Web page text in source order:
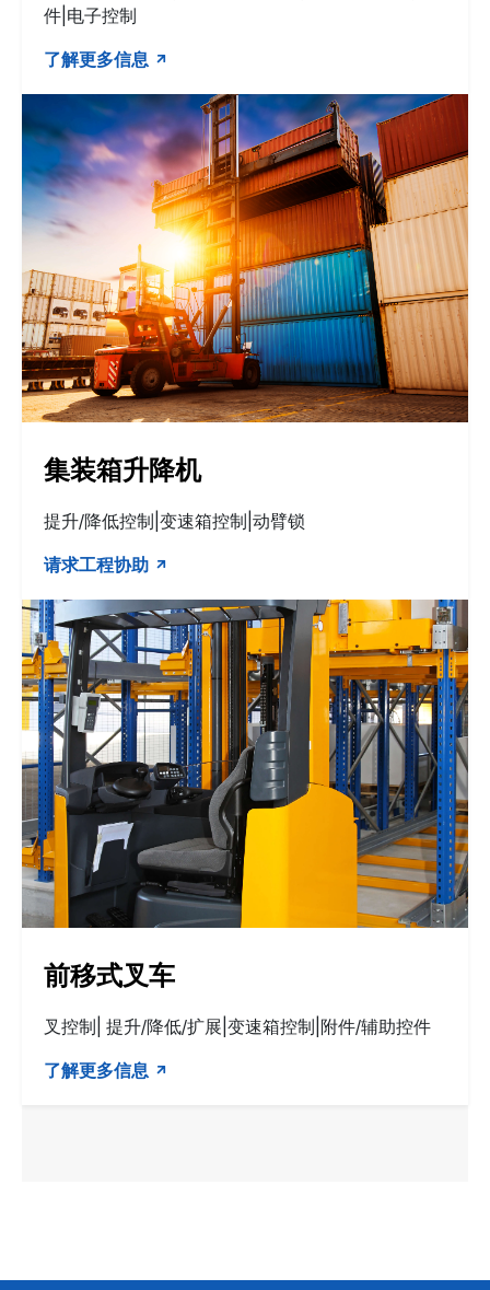
件|电子控制
了解更多信息
集装箱升降机
提升/降低控制|变速箱控制|动臂锁
请求工程协助
前移式叉车
叉控制| 提升/降低/扩展|变速箱控制|附件/辅助控件
了解更多信息